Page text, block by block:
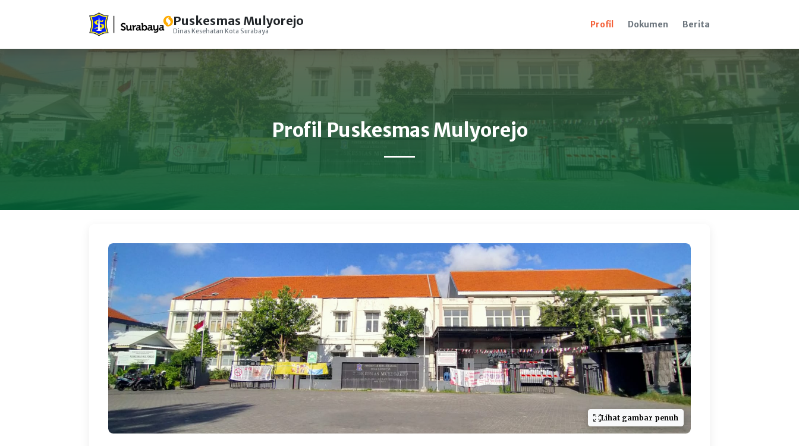
Puskesmas Mulyorejo
Dinas Kesehatan Kota Surabaya
Profil Dokumen Berita
Profil Puskesmas Mulyorejo
Lihat gambar penuh